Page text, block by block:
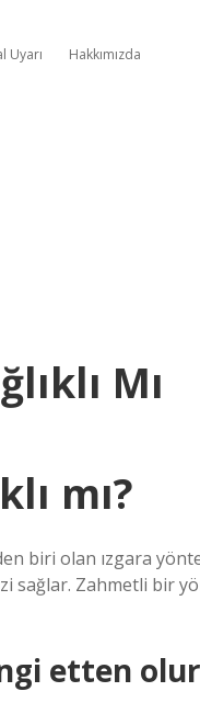
Uyarı Hakkımızda
Mı
mı?
biri olan ızgara
sağlar. Zahmetli bir
etten